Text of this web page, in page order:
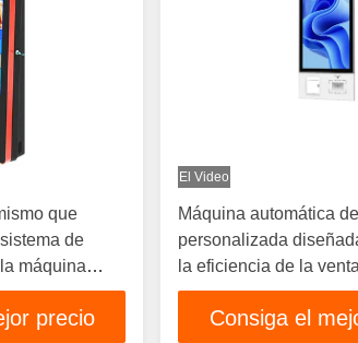
que
de
máquina
precio
El Video
Máquina automática
personalizada
la eficiencia de la
agilizar la experiencia
Consiga el